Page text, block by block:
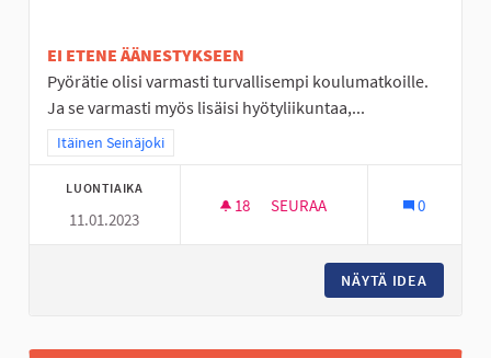
EI ETENE ÄÄNESTYKSEEN
Pyörätie olisi varmasti turvallisempi koulumatkoille.
Ja se varmasti myös lisäisi hyötyliikuntaa,...
Rajaa tulokset teeman mukaan: Itäinen Seinäjoki
Itäinen Seinäjoki
LUONTIAIKA
11.01.2023
18 18 SEURAAJAA
SEURAA 0
NÄYTÄ IDEA